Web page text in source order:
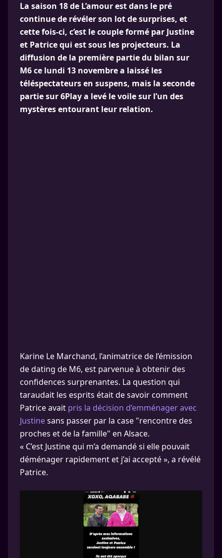
La saison 18 de L’amour est dans le pré
continue de révéler son lot de surprises, et
cette fois-ci, c’est le couple formé par Justine
et Patrice qui est sous les projecteurs. La
diffusion de la première partie du bilan sur
M6 ce lundi 13 novembre a laissé les
téléspectateurs en suspens, mais la seconde
partie sur 6Play a levé le voile sur l’un des
mystères entourant leur relation.
Karine Le Marchand, l’animatrice de l’émission
de dating de M6, est parvenue à obtenir des
confidences surprenantes. La question qui
taraudait les esprits était de savoir comment
Patrice avait pris la décision d’emménager avec
Justinesans passer par la case "rencontre des
proches et de la famille" en Alsace.
« C’est Justine qui m’a demandé si elle pouvait
déménager rapidement et j’ai accepté », a révélé
Patrice.